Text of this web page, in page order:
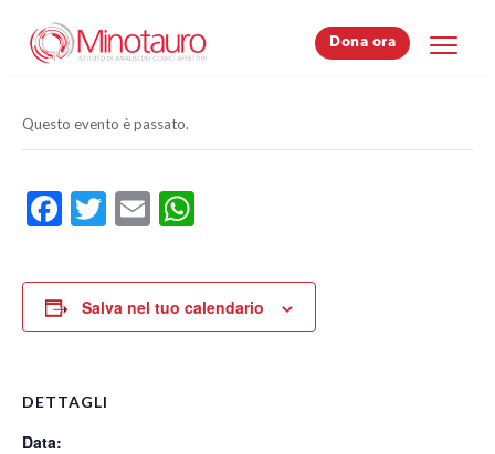
Dona ora
Dona ora
Questo evento è passato.
Facebook
Twitter
Email
Salva nel tuo calendario
DETTAGLI
Data: